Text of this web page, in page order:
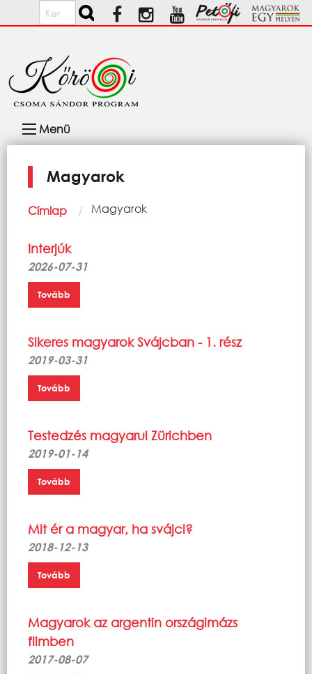
Ugrás a tartalomra
Keresés
navigáció
Menü
Magyarok
Morzsa
Címlap Current:
Magyarok
Interjúk
2026-07-31
Tovább
Sikeres magyarok Svájcban - 1. rész
2019-03-31
Tovább
Testedzés magyarul Zürichben
2019-01-14
Tovább
Mit ér a magyar, ha svájci?
2018-12-13
Tovább
Magyarok az argentin országimázs
filmben
2017-08-07